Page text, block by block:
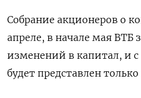
Собрание акционеров о
апреле, в начале мая ВТБ
изменений в капитал, и с
будет представлен